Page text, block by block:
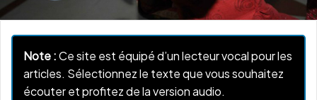
Note :Ce site est équipé d’un lecteur vocal pour les
articles. Sélectionnez le texte que vous souhaitez
écouter et profitez de la version audio.